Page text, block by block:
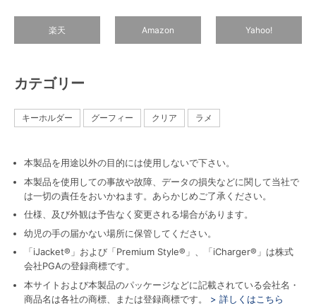
楽天 Amazon Yahoo!
カテゴリー
キーホルダー グーフィー クリア ラメ
本製品を用途以外の目的には使用しないで下さい。
本製品を使用しての事故や故障、データの損失などに関して当社で
は一切の責任をおいかねます。あらかじめご了承ください。
仕様、及び外観は予告なく変更される場合があります。
幼児の手の届かない場所に保管してください。
「iJacket®」および「Premium Style®」、「iCharger®」は株式
会社PGAの登録商標です。
本サイトおよび本製品のパッケージなどに記載されている会社名・
商品名は各社の商標、または登録商標です。
> 詳しくはこちら